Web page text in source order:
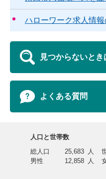
ハローワーク求人情
見つからないとき
よくある質問
人口と世帯数
総人口
25,683 人
男性
12,858 人